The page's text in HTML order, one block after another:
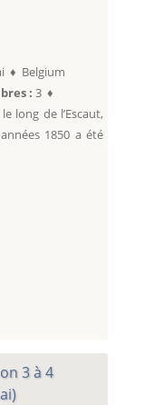
♦ Belgium
: 3 ♦
long de l’Escaut,
1850 a été
3 à 4